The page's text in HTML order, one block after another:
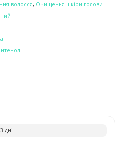
волосся, Очищення шкіри голови
днi